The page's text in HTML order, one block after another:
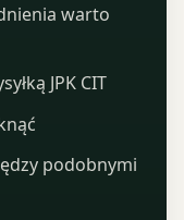
warto
JPK CIT
podobnymi